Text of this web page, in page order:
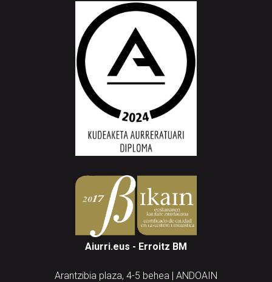
Aiurri.eus - Erroitz BM
Arantzibia plaza, 4-5 behea | ANDOAIN